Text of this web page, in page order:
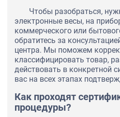
Чтобы разобраться,
электронные весы, на
коммерческого или
обратитесь за
центра. Мы поможем
классифицировать товар,
действовать в конкретной
вас на всех этапах
Как проходят
процедуры?